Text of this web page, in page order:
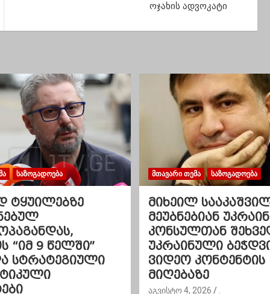
ოჯახის ადვოკატი
ᲡᲐᲖᲝᲒᲐᲓᲝᲔᲑᲐ
ტყუილებზე
“იმ 9 წელში”
სტრატეგიული
ᲛᲗᲐᲕᲐᲠᲘ ᲗᲔᲛᲐ ᲡᲐᲖᲝᲒᲐᲓᲝᲔᲑᲐ
მიხეილ
მეუბნებიან
კონსულთან
უკრაინული
ვიდეო კონტენტის
მიღებაზე
აგვისტო 4, 2026